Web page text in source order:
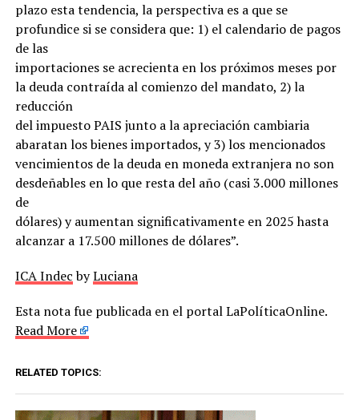
plazo esta tendencia, la perspectiva es a que se
profundice si se considera que: 1) el calendario de pagos
de las
importaciones se acrecienta en los próximos meses por
la deuda contraída al comienzo del mandato, 2) la
reducción
del impuesto PAIS junto a la apreciación cambiaria
abaratan los bienes importados, y 3) los mencionados
vencimientos de la deuda en moneda extranjera no son
desdeñables en lo que resta del año (casi 3.000 millones
de
dólares) y aumentan significativamente en 2025 hasta
alcanzar a 17.500 millones de dólares”.
ICA IndecbyLuciana
Esta nota fue publicada en el portal LaPolíticaOnline.
Read More
RELATED TOPICS: